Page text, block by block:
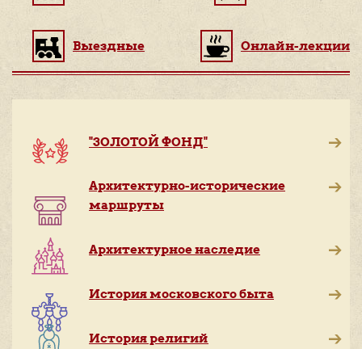
Выездные Онлайн-лекции
"ЗОЛОТОЙ ФОНД"
Архитектурно-исторические
маршруты
Архитектурное наследие
История московского быта
История религий